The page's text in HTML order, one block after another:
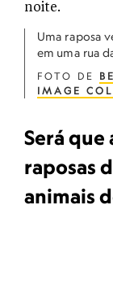
Uma raposa
em uma rua
FOTO DE
IMAGE
Será
raposas
animais